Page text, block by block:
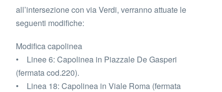
all’intersezione con via Verdi, verranno attuate le
seguenti modifiche:
Modifica capolinea
• Linee 6: Capolinea in Piazzale De Gasperi
(fermata cod.220).
• Linea 18: Capolinea in Viale Roma (fermata